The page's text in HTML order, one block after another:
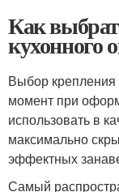
Как
кухонного
Выбор
момент при
использовать в
максимально
эффектных
Самый